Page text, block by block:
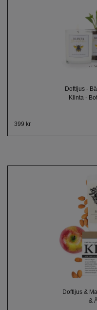
Doftljus -
Klinta -
399 kr
Doftljus &
&